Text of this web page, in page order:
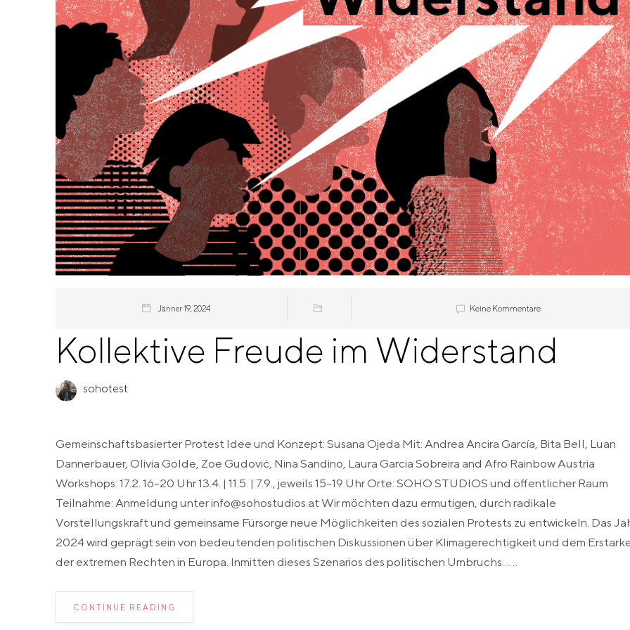
Jänner 19, 2024 Keine Kommentare
Kollektive Freude im Widerstand
sohotest
Gemeinschaftsbasierter Protest Idee und Konzept: Susana Ojeda Mit: Andrea Ancira García, Bita Bell, Luan
Dannerbauer, Olivia Golde, Zoe Gudović, Nina Sandino, Laura Garcia Sobreira and Afro Rainbow Austria
Workshops: 17.2. 16-20 Uhr 13.4. | 11.5. | 7.9., jeweils 15-19 Uhr Orte: SOHO STUDIOS und öffentlicher Raum
Teilnahme: Anmeldung unter info@sohostudios.at Wir möchten dazu ermutigen, durch radikale
Vorstellungskraft und gemeinsame Fürsorge neue Möglichkeiten des sozialen Protests zu entwickeln. Das
2024 wird geprägt sein von bedeutenden politischen Diskussionen über Klimagerechtigkeit und dem
der extremen Rechten in Europa. Inmitten dieses Szenarios des politischen Umbruchs......
CONTINUE READING